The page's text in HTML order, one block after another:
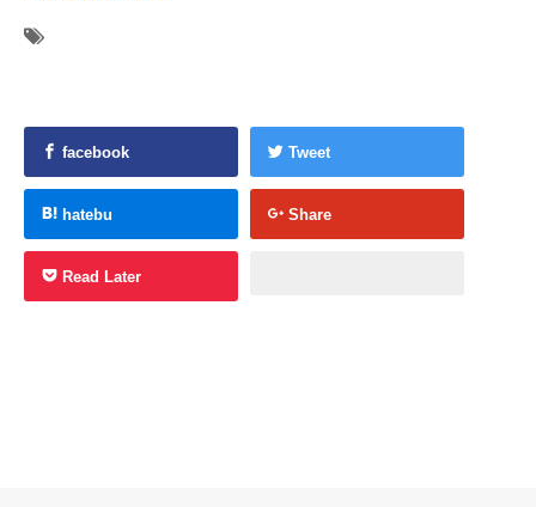
facebook Tweet
hatebu Share
Read Later